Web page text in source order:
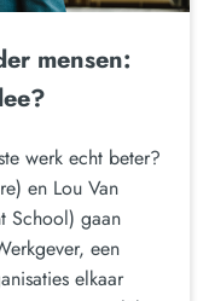
mensen:
werk echt beter?
en Lou Van
School) gaan
een
elkaar